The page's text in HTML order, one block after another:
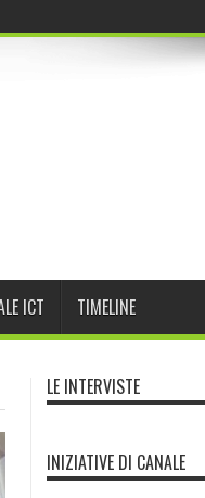
ICT TIMELINE
LE INTERVISTE
INIZIATIVE DI CANALE